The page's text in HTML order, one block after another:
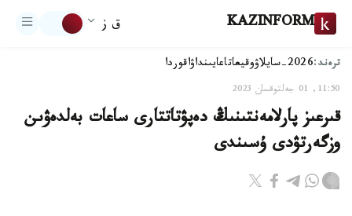
KAZINFORM ق ز
ترەند:2026-سايلاۋ وقيعاتاعايىنداۋاقوردا
11:50, 01 جەلتوقسان 2023
قىرعىز پارلامەنتىنىڭ دەپۋتاتتارى ساعات بەلدەۋىن
وزگەرتۋدى ۇسىندى